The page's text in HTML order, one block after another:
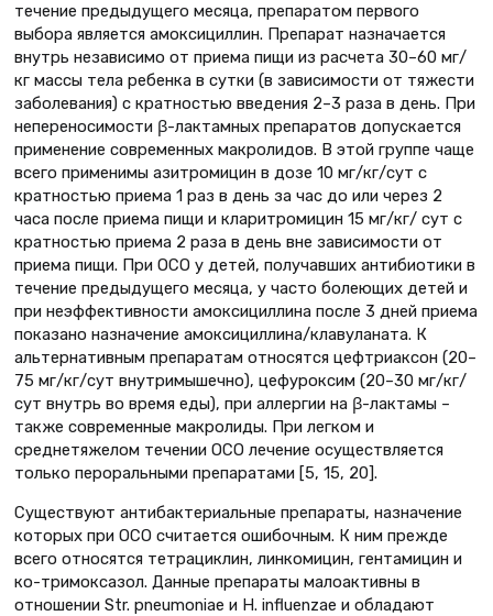
течение предыдущего месяца, препаратом первого
выбора является амоксициллин. Препарат назначается
внутрь независимо от приема пищи из расчета 30–60 мг/
кг массы тела ребенка в сутки (в зависимости от тяжести
заболевания) с кратностью введения 2–3 раза в день. При
непереносимости β-лактамных препаратов допускается
применение современных макролидов. В этой группе чаще
всего применимы азитромицин в дозе 10 мг/кг/сут с
кратностью приема 1 раз в день за час до или через 2
часа после приема пищи и кларитромицин 15 мг/кг/ сут с
кратностью приема 2 раза в день вне зависимости от
приема пищи. При ОСО у детей, получавших антибиотики в
течение предыдущего месяца, у часто болеющих детей и
при неэффективности амоксициллина после 3 дней приема
показано назначение амоксициллина/клавуланата. К
альтернативным препаратам относятся цефтриаксон (20–
75 мг/кг/сут внутримышечно), цефуроксим (20–30 мг/кг/
сут внутрь во время еды), при аллергии на β-лактамы –
также современные макролиды. При легком и
среднетяжелом течении ОСО лечение осуществляется
только пероральными препаратами [5, 15, 20].
Существуют антибактериальные препараты, назначение
которых при ОСО считается ошибочным. К ним прежде
всего относятся тетрациклин, линкомицин, гентамицин и
ко-тримоксазол. Данные препараты малоактивны в
отношении Str. pneumoniaе и H. influenzae и обладают